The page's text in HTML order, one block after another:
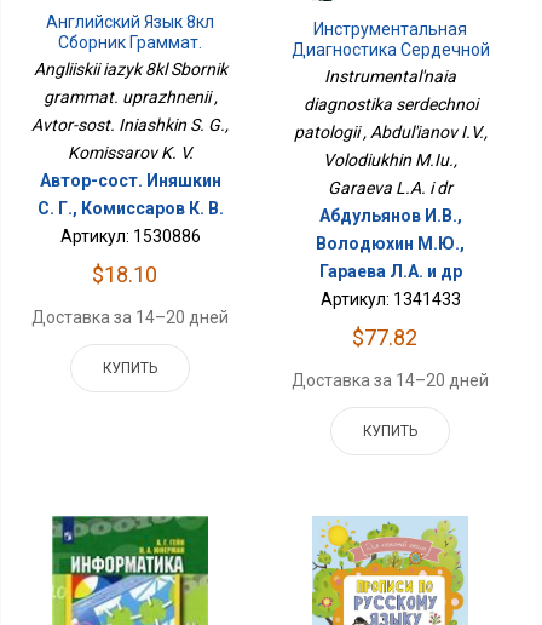
Английский Язык 8кл
Сборник Граммат.
Упражнений
Angliiskii iazyk 8kl Sbornik
grammat. uprazhnenii ,
Avtor-sost. Iniashkin S. G.,
Komissarov K. V.
Автор-сост. Иняшкин
С. Г., Комиссаров К. В.
Артикул: 1530886
$18.10
Доставка за 14–20 дней
КУПИТЬ
Инструментальная
Диагностика Сердечной
Патологии
Instrumental'naia
diagnostika serdechnoi
patologii , Abdul'ianov I.V.,
Volodiukhin M.Iu.,
Garaeva L.A. i dr
Абдульянов И.В.,
Володюхин М.Ю.,
Гараева Л.А. и др
Артикул: 1341433
$77.82
Доставка за 14–20 дней
КУПИТЬ